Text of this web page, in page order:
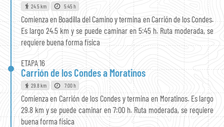
24.5 km 5:45 h
Comienza en Boadilla del Camino y termina en Carrión de los Condes.
Es largo 24.5 km y se puede caminar en 5:45 h. Ruta moderada, se
requiere buena forma física
ETAPA 16
Carrión de los Condes a Moratinos
29.8 km 7:00 h
Comienza en Carrión de los Condes y termina en Moratinos. Es largo
29.8 km y se puede caminar en 7:00 h. Ruta moderada, se requiere
buena forma física